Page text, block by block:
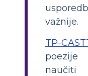
važnije.
TP-